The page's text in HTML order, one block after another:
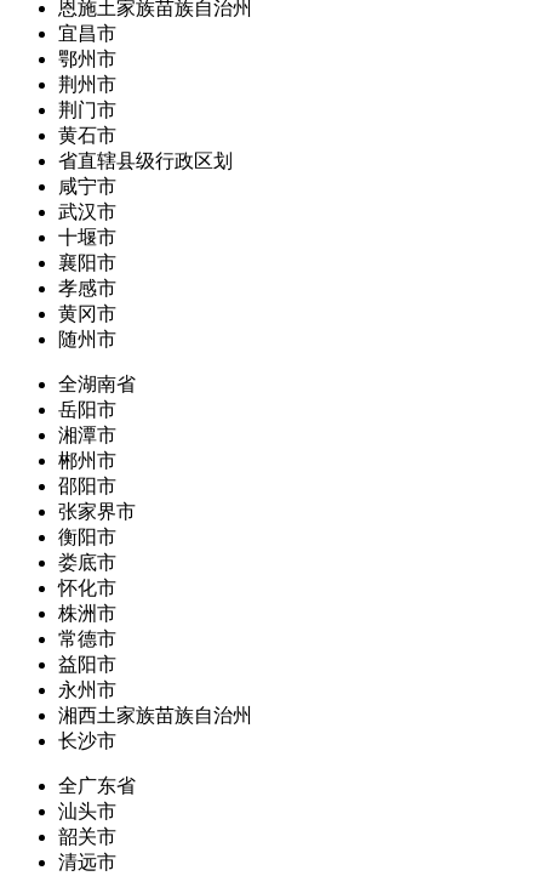
恩施土家族苗族自治州
宜昌市
鄂州市
荆州市
荆门市
黄石市
省直辖县级行政区划
咸宁市
武汉市
十堰市
襄阳市
孝感市
黄冈市
随州市
全湖南省
岳阳市
湘潭市
郴州市
邵阳市
张家界市
衡阳市
娄底市
怀化市
株洲市
常德市
益阳市
永州市
湘西土家族苗族自治州
长沙市
全广东省
汕头市
韶关市
清远市